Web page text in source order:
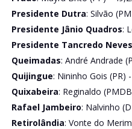
Presidente Dutra: Silvão
Presidente Jânio Quadros:
Presidente Tancredo Neves
Queimadas: André Andrade
Quijingue: Nininho Gois (PR)
Quixabeira: Reginaldo
Rafael Jambeiro: Nalvinho
Retirolândia: Vonte do